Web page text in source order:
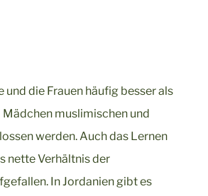
die Frauen häufig besser als
Mädchen muslimischen und
werden. Auch das Lernen
nette Verhältnis der
In Jordanien gibt es